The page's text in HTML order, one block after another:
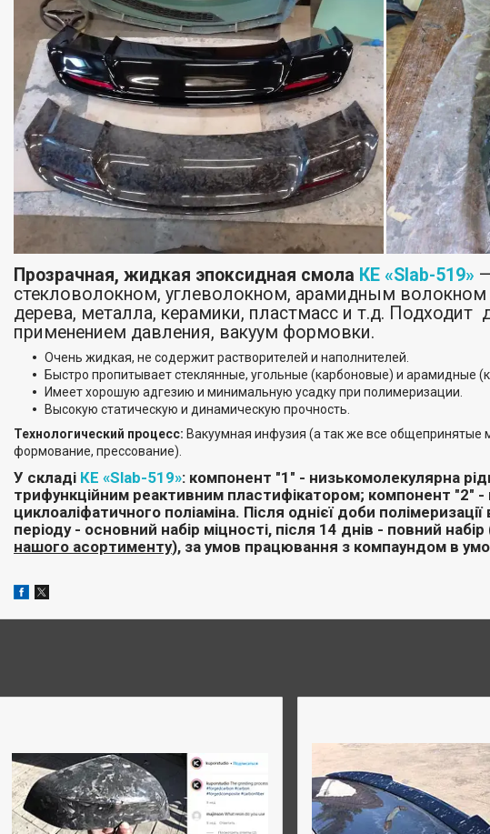
Прозрачная, жидкая эпоксидная смола КЕ «Slab-519»
стекловолокном, углеволокном, арамидным волокном
дерева, металла, керамики, пластмасс и т.д.
применением давления, вакуум формовки.
Очень жидкая, не содержит растворителей и наполнителей.
Быстро пропитывает стеклянные, угольные (карбоновые) и арамидные
Имеет хорошую адгезию и минимальную усадку при полимеризации.
Высокую статическую и динамическую прочность.
Технологический процесс: Вакуумная инфузия (а так же все общепринятые
формование, прессование).
У складі КЕ «Slab-519»: компонент "1" - низькомолекулярна
трифункційним реактивним пластифікатором; компонент "2"
циклоаліфатичного поліаміна. Після однієї доби
періоду - основний набір міцності, після 14 днів - повний набір
нашого асортименту), за умов працювання з компаундом в